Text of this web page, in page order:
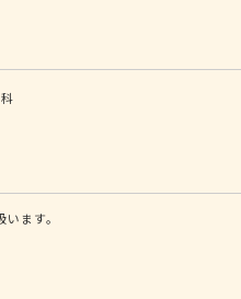
ます。